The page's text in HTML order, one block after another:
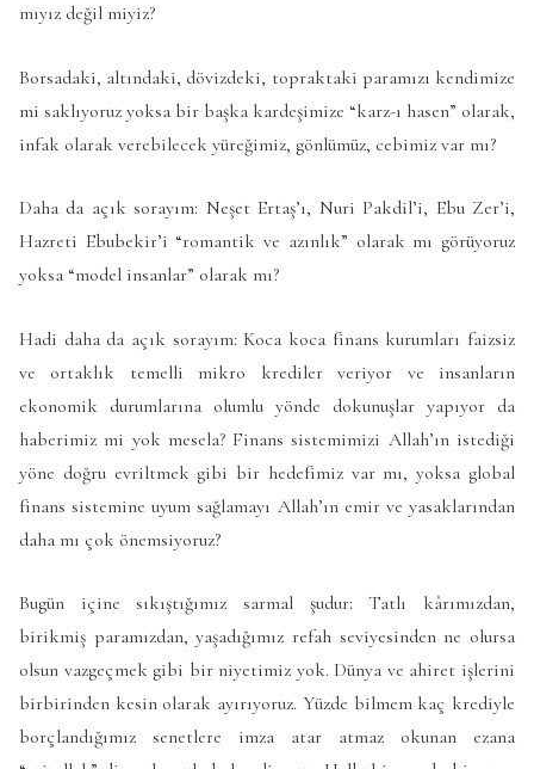
mıyız değil miyiz?
Borsadaki, altındaki, dövizdeki, topraktaki paramızı kendimize
mi saklıyoruz yoksa bir başka kardeşimize “karz-ı hasen” olarak,
infak olarak verebilecek yüreğimiz, gönlümüz, cebimiz var mı?
Daha da açık sorayım: Neşet Ertaş’ı, Nuri Pakdil’i, Ebu Zer’i,
Hazreti Ebubekir’i “romantik ve azınlık” olarak mı görüyoruz
yoksa “model insanlar” olarak mı?
Hadi daha da açık sorayım: Koca koca finans kurumları faizsiz
ve ortaklık temelli mikro krediler veriyor ve insanların
ekonomik durumlarına olumlu yönde dokunuşlar yapıyor da
haberimiz mi yok mesela? Finans sistemimizi Allah’ın istediği
yöne doğru evriltmek gibi bir hedefimiz var mı, yoksa global
finans sistemine uyum sağlamayı Allah’ın emir ve yasaklarından
daha mı çok önemsiyoruz?
Bugün içine sıkıştığımız sarmal şudur: Tatlı kârımızdan,
birikmiş paramızdan, yaşadığımız refah seviyesinden ne olursa
olsun vazgeçmek gibi bir niyetimiz yok. Dünya ve ahiret işlerini
birbirinden kesin olarak ayırıyoruz. Yüzde bilmem kaç krediyle
borçlandığımız senetlere imza atar atmaz okunan ezana